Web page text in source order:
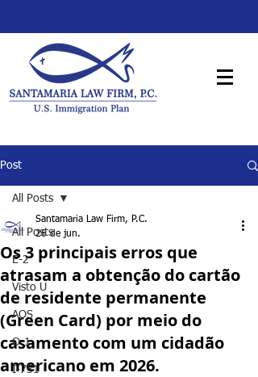
Post
All Posts
E-2
Visto U
AOS
O-1
I-751
All Posts
Os 3 principais erros que
atrasam a obtenção do cartão
de residente permanente
(Green Card) por meio do
casamento com um cidadão
americano em 2026.
Santamaria Law Firm, P.C.
26 de jun.